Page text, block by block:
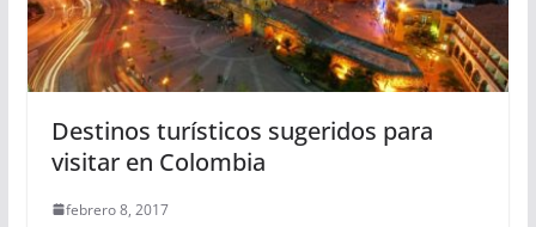
Destinos turísticos sugeridos para
visitar en Colombia
febrero 8, 2017